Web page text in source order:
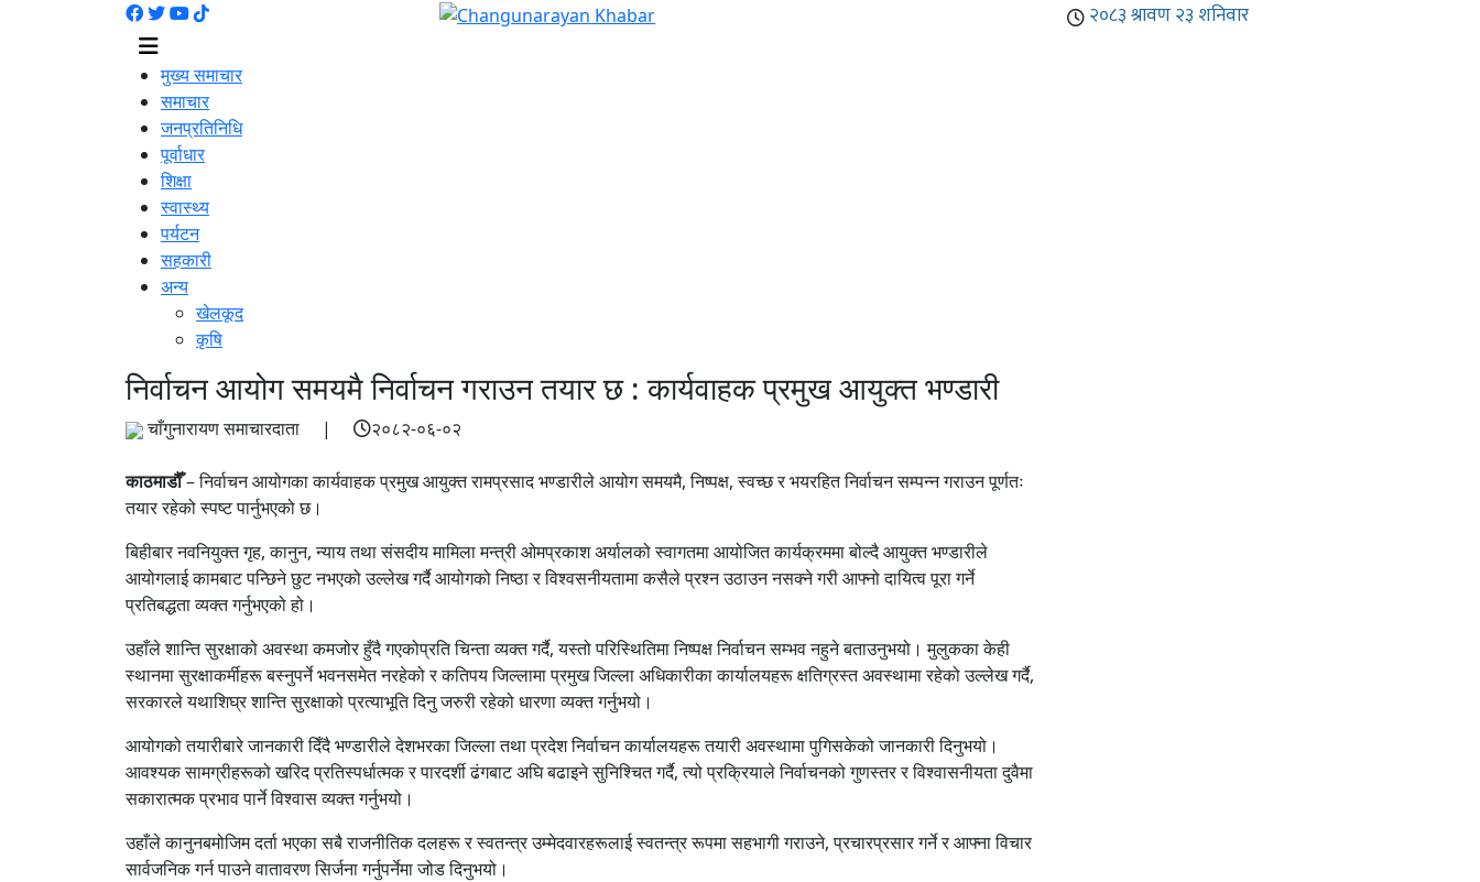
मुख्य समाचार
समाचार
जनप्रतिनिधि
पूर्वाधार
शिक्षा
स्वास्थ्य
पर्यटन
सहकारी
अन्य
खेलकूद
कृषि
निर्वाचन आयोग समयमै निर्वाचन गराउन तयार छ : कार्यवाहक प्रमुख आयुक्त भण्डारी
चाँगुनारायण समाचारदाता | २०८२-०६-०२
काठमाडौँ– निर्वाचन आयोगका कार्यवाहक प्रमुख आयुक्त रामप्रसाद भण्डारीले आयोग समयमै, निष्पक्ष, स्वच्छ र भयरहित निर्वाचन सम्पन्न गराउन पूर्णतः
तयार रहेको स्पष्ट पार्नुभएको छ।
बिहीबार नवनियुक्त गृह, कानुन, न्याय तथा संसदीय मामिला मन्त्री ओमप्रकाश अर्यालको स्वागतमा आयोजित कार्यक्रममा बोल्दै आयुक्त भण्डारीले
आयोगलाई कामबाट पन्छिने छुट नभएको उल्लेख गर्दै आयोगको निष्ठा र विश्वसनीयतामा कसैले प्रश्न उठाउन नसक्ने गरी आफ्नो दायित्व पूरा गर्ने
प्रतिबद्धता व्यक्त गर्नुभएको हो।
उहाँले शान्ति सुरक्षाको अवस्था कमजोर हुँदै गएकोप्रति चिन्ता व्यक्त गर्दै, यस्तो परिस्थितिमा निष्पक्ष निर्वाचन सम्भव नहुने बताउनुभयो। मुलुकका केही
स्थानमा सुरक्षाकर्मीहरू बस्नुपर्ने भवनसमेत नरहेको र कतिपय जिल्लामा प्रमुख जिल्ला अधिकारीका कार्यालयहरू क्षतिग्रस्त अवस्थामा रहेको उल्लेख गर्दै,
सरकारले यथाशिघ्र शान्ति सुरक्षाको प्रत्याभूति दिनु जरुरी रहेको धारणा व्यक्त गर्नुभयो।
आयोगको तयारीबारे जानकारी दिँदै भण्डारीले देशभरका जिल्ला तथा प्रदेश निर्वाचन कार्यालयहरू तयारी अवस्थामा पुगिसकेको जानकारी दिनुभयो।
आवश्यक सामग्रीहरूको खरिद प्रतिस्पर्धात्मक र पारदर्शी ढंगबाट अघि बढाइने सुनिश्चित गर्दै, त्यो प्रक्रियाले निर्वाचनको गुणस्तर र विश्वासनीयता दुवैमा
सकारात्मक प्रभाव पार्ने विश्वास व्यक्त गर्नुभयो।
उहाँले कानुनबमोजिम दर्ता भएका सबै राजनीतिक दलहरू र स्वतन्त्र उम्मेदवारहरूलाई स्वतन्त्र रूपमा सहभागी गराउने, प्रचारप्रसार गर्ने र आफ्ना विचार
सार्वजनिक गर्न पाउने वातावरण सिर्जना गर्नुपर्नेमा जोड दिनुभयो।